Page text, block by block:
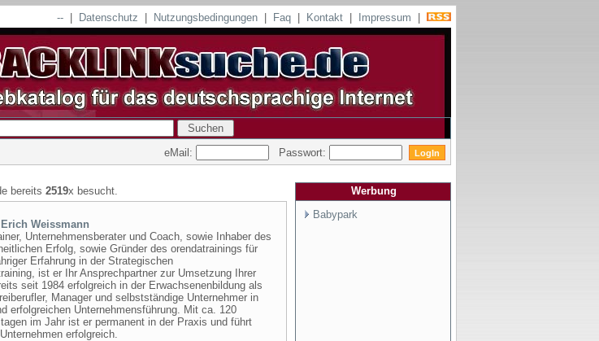
-- Datenschutz Nutzungsbedingungen Faq Kontakt Impressum
eMail: Passwort:
bereits 2519x besucht.
Weissmann
Unternehmensberater und Coach, sowie Inhaber des
Erfolg, sowie Gründer des orendatrainings für
Erfahrung in der Strategischen
ist er Ihr Ansprechpartner zur Umsetzung Ihrer
seit 1984 erfolgreich in der Erwachsenenbildung als
Manager und selbstständige Unternehmer in
erfolgreichen Unternehmensführung. Mit ca. 120
im Jahr ist er permanent in der Praxis und führt
erfolgreich.
Werbung
Babypark